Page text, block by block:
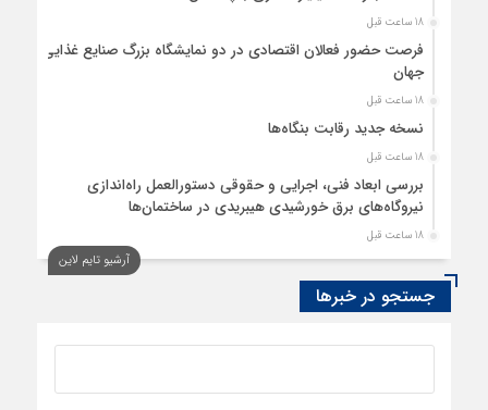
18 ساعت قبل
فرصت حضور فعالان اقتصادی در دو نمایشگاه بزرگ صنایع غذایی
جهان
18 ساعت قبل
نسخه جدید رقابت‌ بنگاه‌ها
18 ساعت قبل
بررسی ابعاد فنی، اجرایی و حقوقی دستورالعمل راه‌اندازی
نیروگاه‌های برق خورشیدی هیبریدی در ساختمان‌ها
18 ساعت قبل
پایداری تورم ترکیه در کانال ۳۰ درصد
19 ساعت قبل
تعرفه‌های وزارت صمت در فرآیند ثبت‌سفارش
چه کسی باید قیمت‌ها را تعیین کند؟
آرشیو تایم لاین
جستجو در خبرها